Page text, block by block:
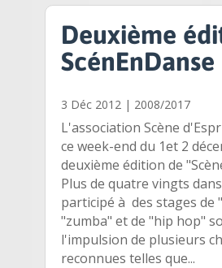
Deuxième
ScénEnDanse
3 Déc 2012 | 2008/2017
L'association Scène
ce week-end du 1et 2
deuxième édition de
Plus de quatre vingts
participé à des stages de
"zumba" et de "hip hop"
l'impulsion de plusieurs
reconnues telles que...